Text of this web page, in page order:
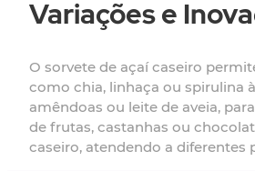
Variações e
O sorvete de açaí caseiro
como chia, linhaça ou spirulina
amêndoas ou leite de aveia,
de frutas, castanhas ou
caseiro, atendendo a diferentes